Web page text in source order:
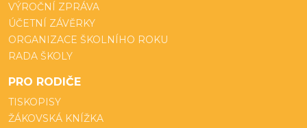
VÝROČNÍ ZPRÁVA
ÚČETNÍ ZÁVĚRKY
ORGANIZACE ŠKOLNÍHO ROKU
RADA ŠKOLY
PRO RODIČE
TISKOPISY
ŽÁKOVSKÁ KNÍŽKA